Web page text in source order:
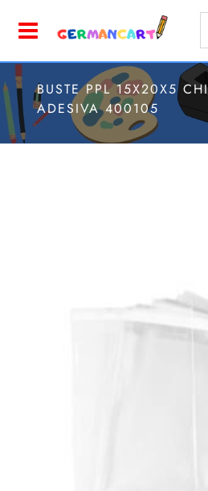
BUSTE PPL 15X20X5
ADESIVA 400105